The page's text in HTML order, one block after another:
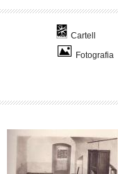
Cartell
Fotografia